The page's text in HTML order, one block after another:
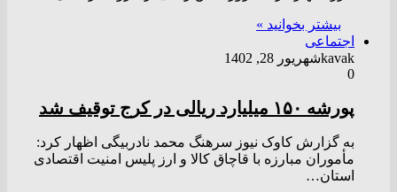
بیشتر بخوانید »
اجتماعی
kavakشهریور 28, 1402
0
پورشه ۱۵۰ میلیارد ریالی در کرج توقیف شد
به گزارش کاوک نیوز سرهنگ محمد نادربیگی اظهار کرد:
مأموران مبارزه با قاچاق کالا و ارز پلیس امنیت اقتصادی
استان…